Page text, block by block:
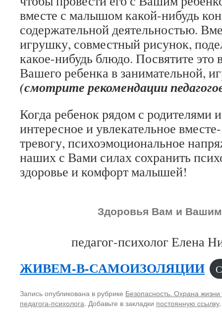
вместе с малышом какой-нибудь
содержательной деятельностью.
игрушку, совместный рисунок,
какое-нибудь блюдо. Посвятите это
Вашего ребенка в занимательной,
(смотрите рекомендации
Когда ребенок рядом с родителями
интересное и увлекательное
тревогу, психоэмоциональное
наших с Вами силах сохранить
здоровье и комфорт малышей!
Здоровья Вам и
педагог-психолог Елена
ЖИВЕМ-В-САМОИЗОЛЯЦИИ
Запись опубликована в рубрике Безопасность. Охрана
педагога-психолога. Добавьте в закладки постоянную ссылку.